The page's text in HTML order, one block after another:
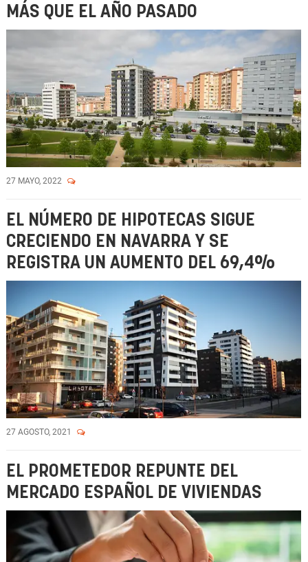
MÁS QUE EL AÑO PASADO
27 MAYO, 2022
EL NÚMERO DE HIPOTECAS SIGUE
CRECIENDO EN NAVARRA Y SE
REGISTRA UN AUMENTO DEL 69,4%
27 AGOSTO, 2021
EL PROMETEDOR REPUNTE DEL
MERCADO ESPAÑOL DE VIVIENDAS